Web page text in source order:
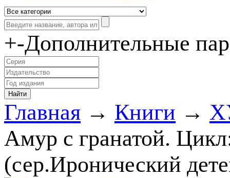
+-Дополнительные
Главная → Книги →
Амур с гранатой.
(сер.Иронический